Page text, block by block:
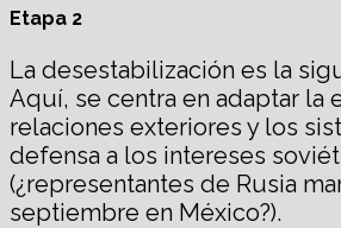
Etapa 2
La desestabilización es la
Aquí, se centra en adaptar la
relaciones exteriores y los
defensa a los intereses
(¿representantes de Rusia
septiembre en México?).